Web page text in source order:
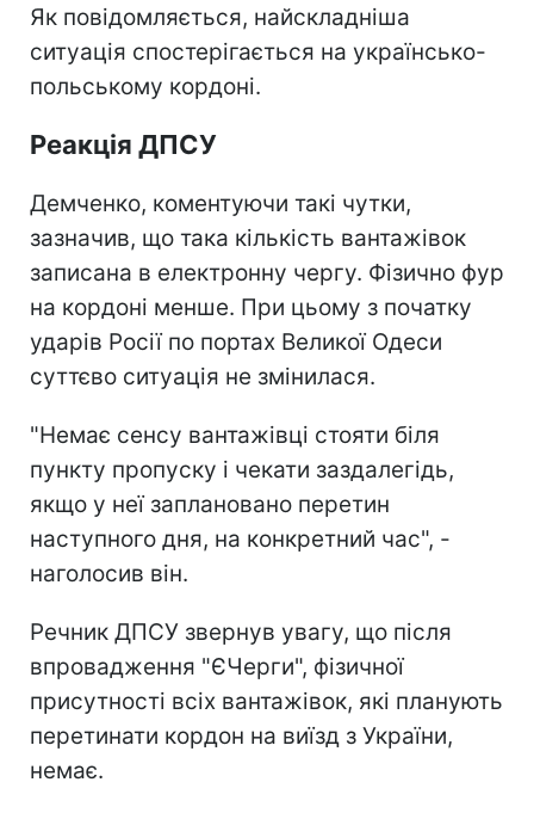
Як повідомляється, найскладніша
ситуація спостерігається на українсько-
польському кордоні.
Реакція ДПСУ
Демченко, коментуючи такі чутки,
зазначив, що така кількість вантажівок
записана в електронну чергу. Фізично фур
на кордоні менше. При цьому з початку
ударів Росії по портах Великої Одеси
суттєво ситуація не змінилася.
"Немає сенсу вантажівці стояти біля
пункту пропуску і чекати заздалегідь,
якщо у неї заплановано перетин
наступного дня, на конкретний час", -
наголосив він.
Речник ДПСУ звернув увагу, що після
впровадження "ЄЧерги", фізичної
присутності всіх вантажівок, які планують
перетинати кордон на виїзд з України,
немає.